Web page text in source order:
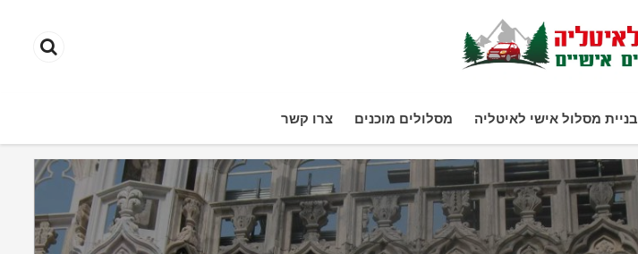
בניית מסלול אישי לאיטליה מסלולים מוכנים צרו קשר